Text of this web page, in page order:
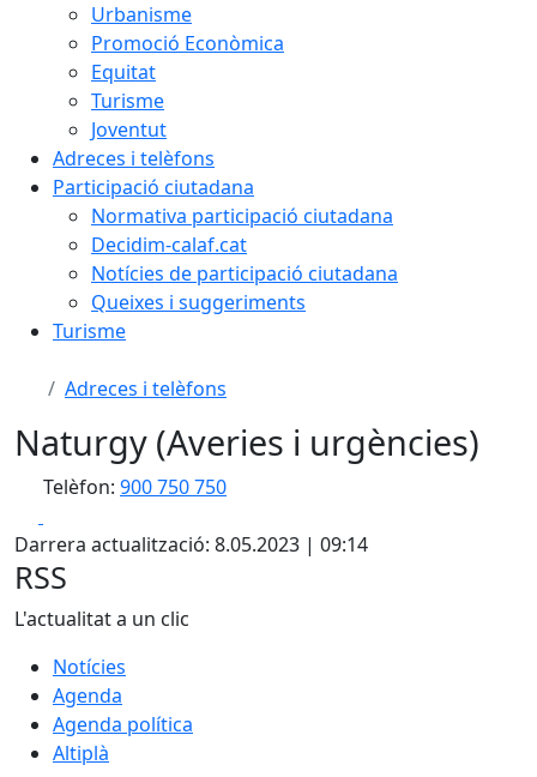
Urbanisme
Promoció Econòmica
Equitat
Turisme
Joventut
Adreces i telèfons
Participació ciutadana
Normativa participació ciutadana
Decidim-calaf.cat
Notícies de participació ciutadana
Queixes i suggeriments
Turisme
Adreces i telèfons
Naturgy (Averies i urgències)
Telèfon: 900 750 750
Darrera actualització: 8.05.2023 | 09:14
RSS
L'actualitat a un clic
Notícies
Agenda
Agenda política
Altiplà